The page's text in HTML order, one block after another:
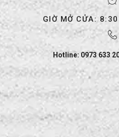
GIỜ MỞ CỬA:
Hotline: 0973 633